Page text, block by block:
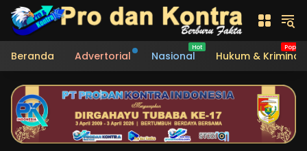
Langsung
konten
Beranda
Advertorial Nasional Hukum & Kriminal